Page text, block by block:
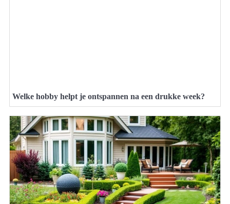
Welke hobby helpt je ontspannen na een drukke week?